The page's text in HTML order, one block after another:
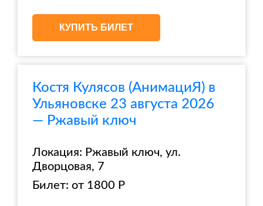
КУПИТЬ БИЛЕТ
Костя Кулясов (АнимациЯ) в
Ульяновске 23 августа 2026
— Ржавый ключ
Локация: Ржавый ключ, ул.
Дворцовая, 7
Билет: от 1800 Р